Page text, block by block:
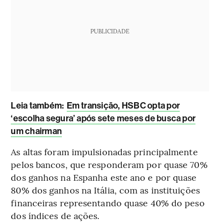
PUBLICIDADE
Leia também: Em transição, HSBC opta por
‘escolha segura’ após sete meses de busca por
um chairman
As altas foram impulsionadas principalmente
pelos bancos, que responderam por quase 70%
dos ganhos na Espanha este ano e por quase
80% dos ganhos na Itália, com as instituições
financeiras representando quase 40% do peso
dos índices de ações.